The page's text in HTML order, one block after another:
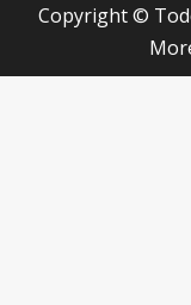
Copyright ©